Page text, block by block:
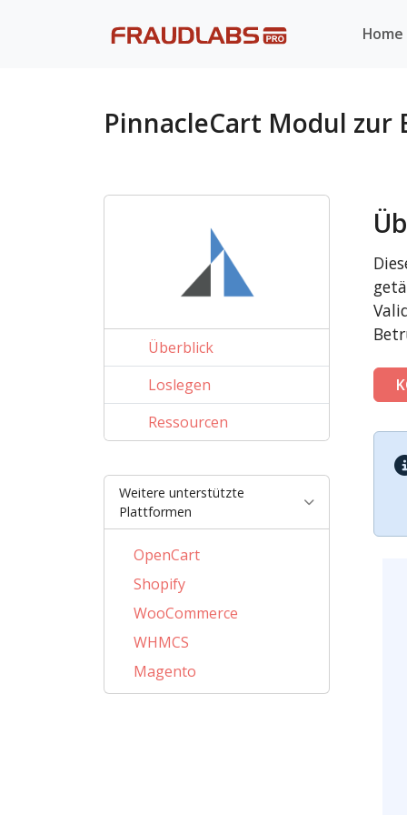
Home
PinnacleCart Modul
Überblick
Loslegen
Ressourcen
Weitere unterstützte
Plattformen
OpenCart
Shopify
WooCommerce
WHMCS
Magento
PrestaShop